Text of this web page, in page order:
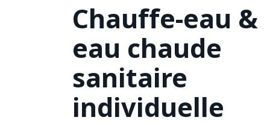
Chauffe-eau &
eau chaude
sanitaire
individuelle